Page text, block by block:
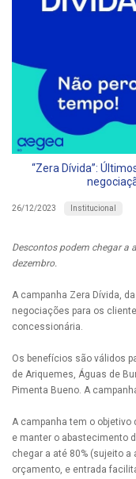
“Zera Dívida”:
26/12/2023 Institucional
Descontos podem chegar a
dezembro.
A campanha Zera Dívida,
negociações para os
concessionária.
Os benefícios são válidos
de Ariquemes, Águas de
Pimenta Bueno. A
A campanha tem o objetivo
e manter o abastecimento
chegar a até 80% (sujeito
orçamento, e entrada